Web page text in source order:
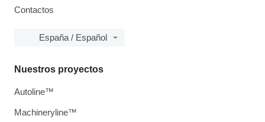
Contactos
España / Español
Nuestros proyectos
Autoline™
Machineryline™